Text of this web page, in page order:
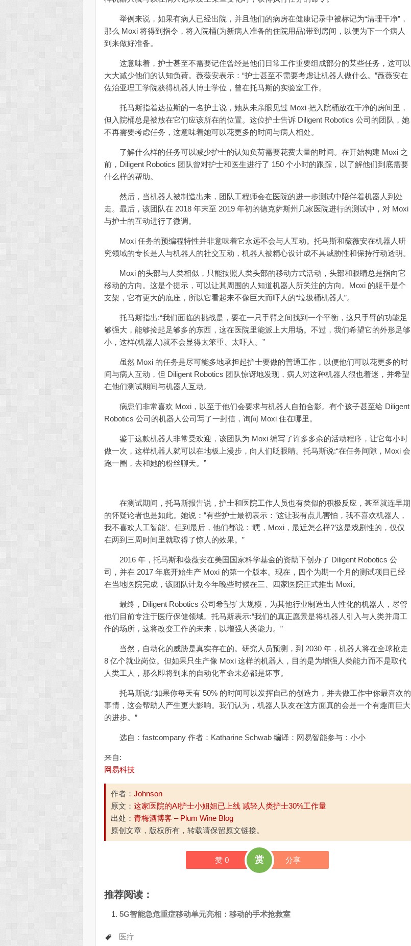
举例来说，如果有病人已经出院，并且他们的病房在健康记录中被标记为“清理干净”，
那么 Moxi 将得到指令，将入院桶(为新病人准备的住院用品)带到房间，以便为下一个病人
到来做好准备。
这意味着，护士甚至不需要记住曾经是他们日常工作重要组成部分的某些任务，这可以
大大减少他们的认知负荷。薇薇安表示：“护士甚至不需要考虑让机器人做什么。”薇薇安在
佐治亚理工学院获得机器人博士学位，曾在托马斯的实验室工作。
托马斯指着达拉斯的一名护士说，她从未亲眼见过 Moxi 把入院桶放在干净的房间里，
但入院桶总是被放在它们应该所在的位置。这位护士告诉 Diligent Robotics 公司的团队，她
不再需要考虑任务，这意味着她可以花更多的时间与病人相处。
了解什么样的任务可以减少护士的认知负荷需要花费大量的时间。在开始构建 Moxi 之
前，Diligent Robotics 团队曾对护士和医生进行了 150 个小时的跟踪，以了解他们到底需要
什么样的帮助。
然后，当机器人被制造出来，团队工程师会在医院的进一步测试中陪伴着机器人到处
走。最后，该团队在 2018 年末至 2019 年初的德克萨斯州几家医院进行的测试中，对 Moxi
与护士的互动进行了微调。
Moxi 任务的预编程特性并非意味着它永远不会与人互动。托马斯和薇薇安在机器人研
究领域的专长是人与机器人的社交互动，机器人被精心设计成不具威胁性和保持行动透明。
Moxi 的头部与人类相似，只能按照人类头部的移动方式活动，头部和眼睛总是指向它
移动的方向。这是个提示，可以让其周围的人知道机器人所关注的方向。Moxi 的躯干是个
支架，它有更大的底座，所以它看起来不像巨大而吓人的“垃圾桶机器人”。
托马斯指出:“我们面临的挑战是，要在一只手臂之间找到一个平衡，这只手臂的功能足
够强大，能够捡起足够多的东西，这在医院里能派上大用场。不过，我们希望它的外形足够
小，这样(机器人)就不会显得太笨重、太吓人。”
虽然 Moxi 的任务是尽可能多地承担起护士要做的普通工作，以便他们可以花更多的时
间与病人互动，但 Diligent Robotics 团队惊讶地发现，病人对这种机器人很也着迷，并希望
在他们测试期间与机器人互动。
病患们非常喜欢 Moxi，以至于他们会要求与机器人自拍合影。有个孩子甚至给 Diligent
Robotics 公司的机器人公司写了一封信，询问 Moxi 住在哪里。
鉴于这款机器人非常受欢迎，该团队为 Moxi 编写了许多多余的活动程序，让它每小时
做一次，这样机器人就可以在地板上漫步，向人们眨眼睛。托马斯说:“在任务间隙，Moxi 会
跑一圈，去和她的粉丝聊天。”
在测试期间，托马斯报告说，护士和医院工作人员也有类似的积极反应，甚至就连早期
的怀疑论者也是如此。她说：“有些护士最初表示：‘这让我有点儿害怕，我不喜欢机器人，
我不喜欢人工智能’。但到最后，他们都说：‘嘿，Moxi，最近怎么样?’这是戏剧性的，仅仅
在两到三周时间里就取得了惊人的效果。”
2016 年，托马斯和薇薇安在美国国家科学基金的资助下创办了 Diligent Robotics 公
司，并在 2017 年底开始生产 Moxi 的第一个版本。现在，四个为期一个月的测试项目已经
在当地医院完成，该团队计划今年晚些时候在三、四家医院正式推出 Moxi。
最终，Diligent Robotics 公司希望扩大规模，为其他行业制造出人性化的机器人，尽管
他们目前专注于医疗保健领域。托马斯表示:“我们的真正愿景是将机器人引入与人类并肩工
作的场所，这将改变工作的未来，以增强人类能力。”
当然，自动化的威胁是真实存在的。研究人员预测，到 2030 年，机器人将在全球抢走
8 亿个就业岗位。但如果只生产像 Moxi 这样的机器人，目的是为增强人类能力而不是取代
人类工人，那么即将到来的自动化革命未必都是坏事。
托马斯说:“如果你每天有 50% 的时间可以发挥自己的创造力，并去做工作中你最喜欢的
事情，这会帮助人产生更大影响。我们认为，机器人队友在这方面真的会是一个有趣而巨大
的进步。”
选自：fastcompany 作者：Katharine Schwab 编译：网易智能参与：小小
来自:
网易科技
作者：Johnson
原文：这家医院的AI护士小姐姐已上线 减轻人类护士30%工作量
出处：青梅酒博客 – Plum Wine Blog
原创文章，版权所有，转载请保留原文链接。
赞 0 赏 分享
推荐阅读：
5G智能急危重症移动单元亮相：移动的手术抢救室
医疗